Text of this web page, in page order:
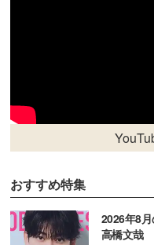
おすすめ特集
2026年8
高橋文哉